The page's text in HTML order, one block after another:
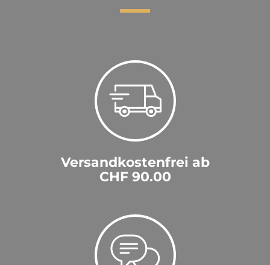
Versandkostenfrei ab
CHF 90.00